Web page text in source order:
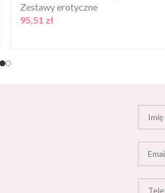
Zestawy erotyczne
95,51 zł